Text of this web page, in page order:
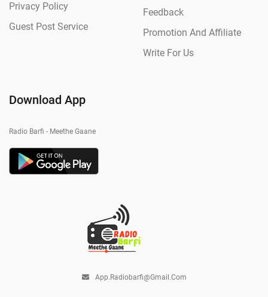
Privacy Policy
Guest Post Service
Feedback
Promotion And Affiliate
Write For Us
Download App
Radio Barfi - Meethe Gaane
App.radiobarfi@gmail.com